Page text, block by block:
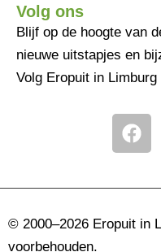
Volg ons
Blijf op de hoogte van
nieuwe uitstapjes en
Volg Eropuit in
F
a
o
© 2000–2026 Eropuit in
voorbehouden.